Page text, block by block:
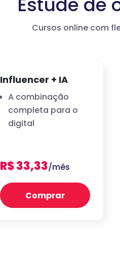
Cursos online com
Influencer + IA
A combinação
completa para o
digital
R$ 33,33/mês
Comprar